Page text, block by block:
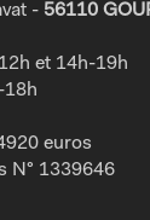
- 56110
et 14h-19h
18h
euros
N° 1339646